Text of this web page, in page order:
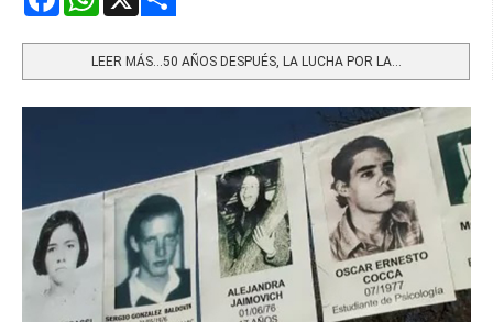
LEER MÁS…50 AÑOS DESPUÉS, LA LUCHA POR LA...